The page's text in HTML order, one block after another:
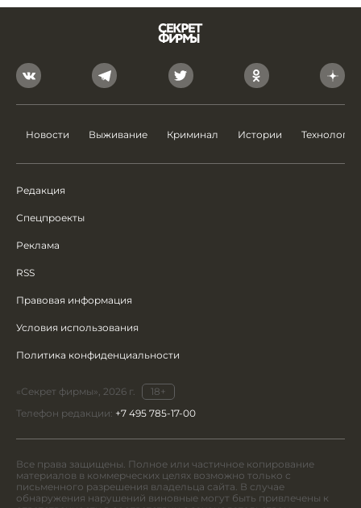
Новости Выживание Криминал Истории Технологии
Редакция
Спецпроекты
Реклама
RSS
Правовая информация
Условия использования
Политика конфиденциальности
«Секрет фирмы», 2026 г.
18+
Телефон редакции: +7 495 785-17-00
Все права защищены. Полное или частичное копирование
материалов в коммерческих целях возможно только с
письменного разрешения владельца сайта. В случае
обнаружения нарушений виновные могут быть привлечены к